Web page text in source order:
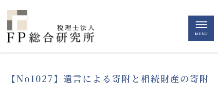
MENU
【No1027】遺言による寄附と相続財産の寄附